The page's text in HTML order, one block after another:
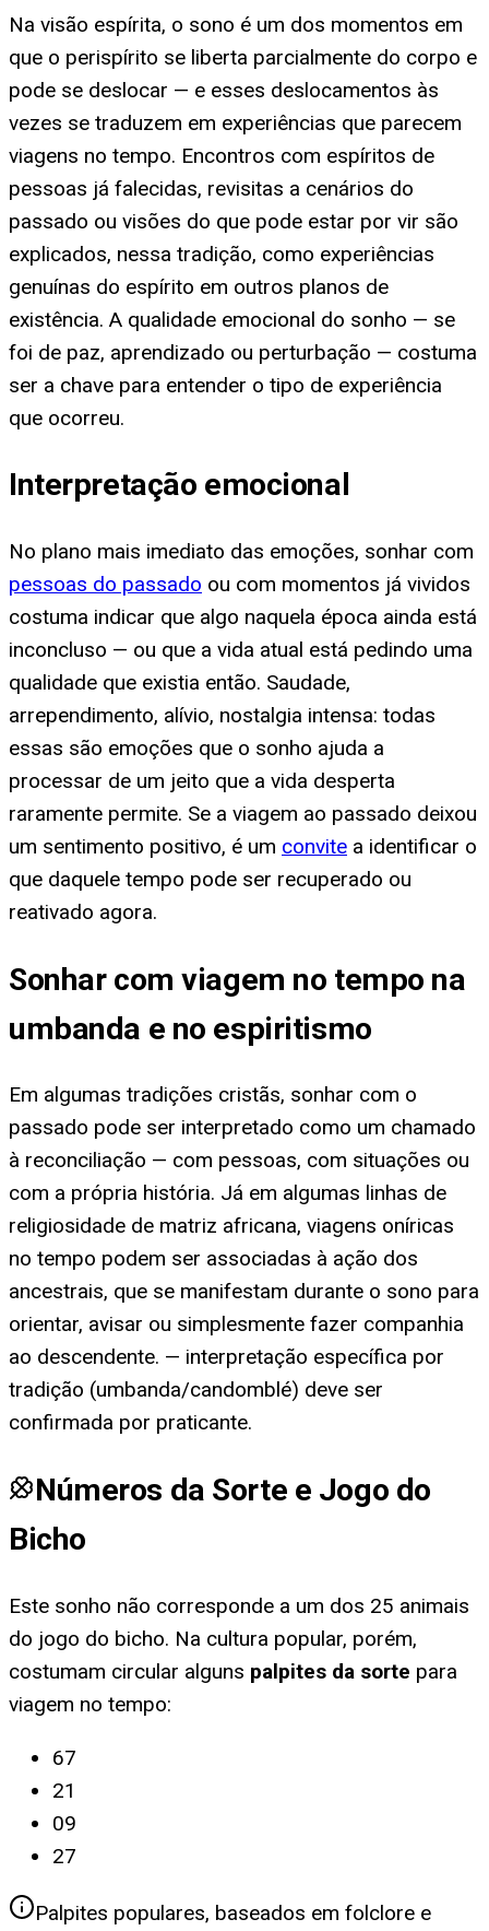
Na visão espírita, o sono é um dos momentos em
que o perispírito se liberta parcialmente do corpo e
pode se deslocar — e esses deslocamentos às
vezes se traduzem em experiências que parecem
viagens no tempo. Encontros com espíritos de
pessoas já falecidas, revisitas a cenários do
passado ou visões do que pode estar por vir são
explicados, nessa tradição, como experiências
genuínas do espírito em outros planos de
existência. A qualidade emocional do sonho — se
foi de paz, aprendizado ou perturbação — costuma
ser a chave para entender o tipo de experiência
que ocorreu.
Interpretação emocional
No plano mais imediato das emoções, sonhar com
pessoas do passado ou com momentos já vividos
costuma indicar que algo naquela época ainda está
inconcluso — ou que a vida atual está pedindo uma
qualidade que existia então. Saudade,
arrependimento, alívio, nostalgia intensa: todas
essas são emoções que o sonho ajuda a
processar de um jeito que a vida desperta
raramente permite. Se a viagem ao passado deixou
um sentimento positivo, é um convite a identificar o
que daquele tempo pode ser recuperado ou
reativado agora.
Sonhar com viagem no tempo na
umbanda e no espiritismo
Em algumas tradições cristãs, sonhar com o
passado pode ser interpretado como um chamado
à reconciliação — com pessoas, com situações ou
com a própria história. Já em algumas linhas de
religiosidade de matriz africana, viagens oníricas
no tempo podem ser associadas à ação dos
ancestrais, que se manifestam durante o sono para
orientar, avisar ou simplesmente fazer companhia
ao descendente. — interpretação específica por
tradição (umbanda/candomblé) deve ser
confirmada por praticante.
Números da Sorte e Jogo do
Bicho
Este sonho não corresponde a um dos 25 animais
do jogo do bicho. Na cultura popular, porém,
costumam circular alguns palpites da sorte para
viagem no tempo:
67
21
09
27
Palpites populares, baseados em folclore e